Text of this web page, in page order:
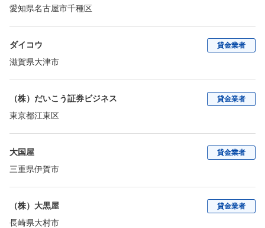
愛知県名古屋市千種区
ダイコウ
滋賀県大津市
貸金業者
（株）だいこう証券ビジネス
東京都江東区
貸金業者
大国屋
三重県伊賀市
貸金業者
（株）大黒屋
長崎県大村市
貸金業者